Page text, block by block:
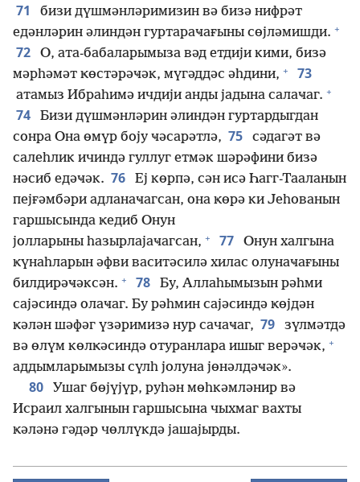
71
бизи дүшмәнләримизин вә бизә нифрәт
едәнләрин әлиндән гуртараҹағыны сөјләмишди. +
72
О, ата-бабаларымыза вәд етдији кими, бизә
мәрһәмәт ҝөстәрәҹәк, мүгәддәс әһдини, + 73
атамыз Ибраһимә ичдији анды јадына салаҹаг. +
74
Бизи дүшмәнләрин әлиндән гуртардыгдан
сонра Она өмүр боју ҹәсарәтлә, 75
сәдагәт вә
салеһлик ичиндә гуллуг етмәк шәрәфини бизә
нәсиб едәҹәк. 76
Еј көрпә, сән исә Һагг-Тааланын
пејғәмбәри адланаҹагсан, она ҝөрә ки Јеһованын
гаршысында ҝедиб Онун
јолларыны һазырлајаҹагсан, + 77
Онун халгына
ҝүнаһларын әфви васитәсилә хилас олунаҹағыны
билдирәҹәксән. + 78
Бу, Аллаһымызын рәһми
сајәсиндә олаҹаг. Бу рәһмин сајәсиндә ҝөјдән
ҝәлән шәфәг үзәримизә нур сачаҹаг, 79
зүлмәтдә
вә өлүм көлҝәсиндә отуранлара ишыг верәҹәк, +
аддымларымызы сүлһ јолуна јөнәлдәҹәк».
80
Ушаг бөјүјүр, руһән мөһкәмләнир вә
Исраил халгынын гаршысына чыхмаг вахты
ҝәләнә гәдәр чөллүкдә јашајырды.